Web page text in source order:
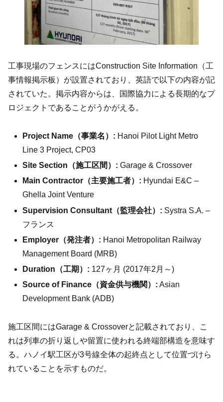
工事現場のフェンスにはConstruction Site Information（工
事情報掲示板）が設置されており、英語で以下の内容が記
されていた。掲示内容からは、国際協力による長期的なプ
ロジェクトであることがうかがえる。
Project Name（事業名）: Hanoi Pilot Light Metro
Line 3 Project, CP03
Site Section（施工区間）: Garage & Crossover
Main Contractor（主要施工者）: Hyundai E&C –
Ghella Joint Venture
Supervision Consultant（監理会社）: Systra S.A. –
フランス
Employer（発注者）: Hanoi Metropolitan Railway
Management Board (MRB)
Duration（工期）: 127ヶ月 (2017年2月～)
Source of Finance（資金供与機関）: Asian
Development Bank (ADB)
施工区間にはGarage & Crossoverと記載されており、こ
れは列車の折り返しや留置に使われる終端部構造を意味す
る。ハノイ駅工区が3号線全体の起終点として位置づけら
れていることを示すものだ。